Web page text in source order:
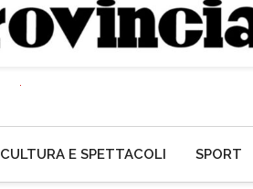
CULTURA E SPETTACOLI SPORT